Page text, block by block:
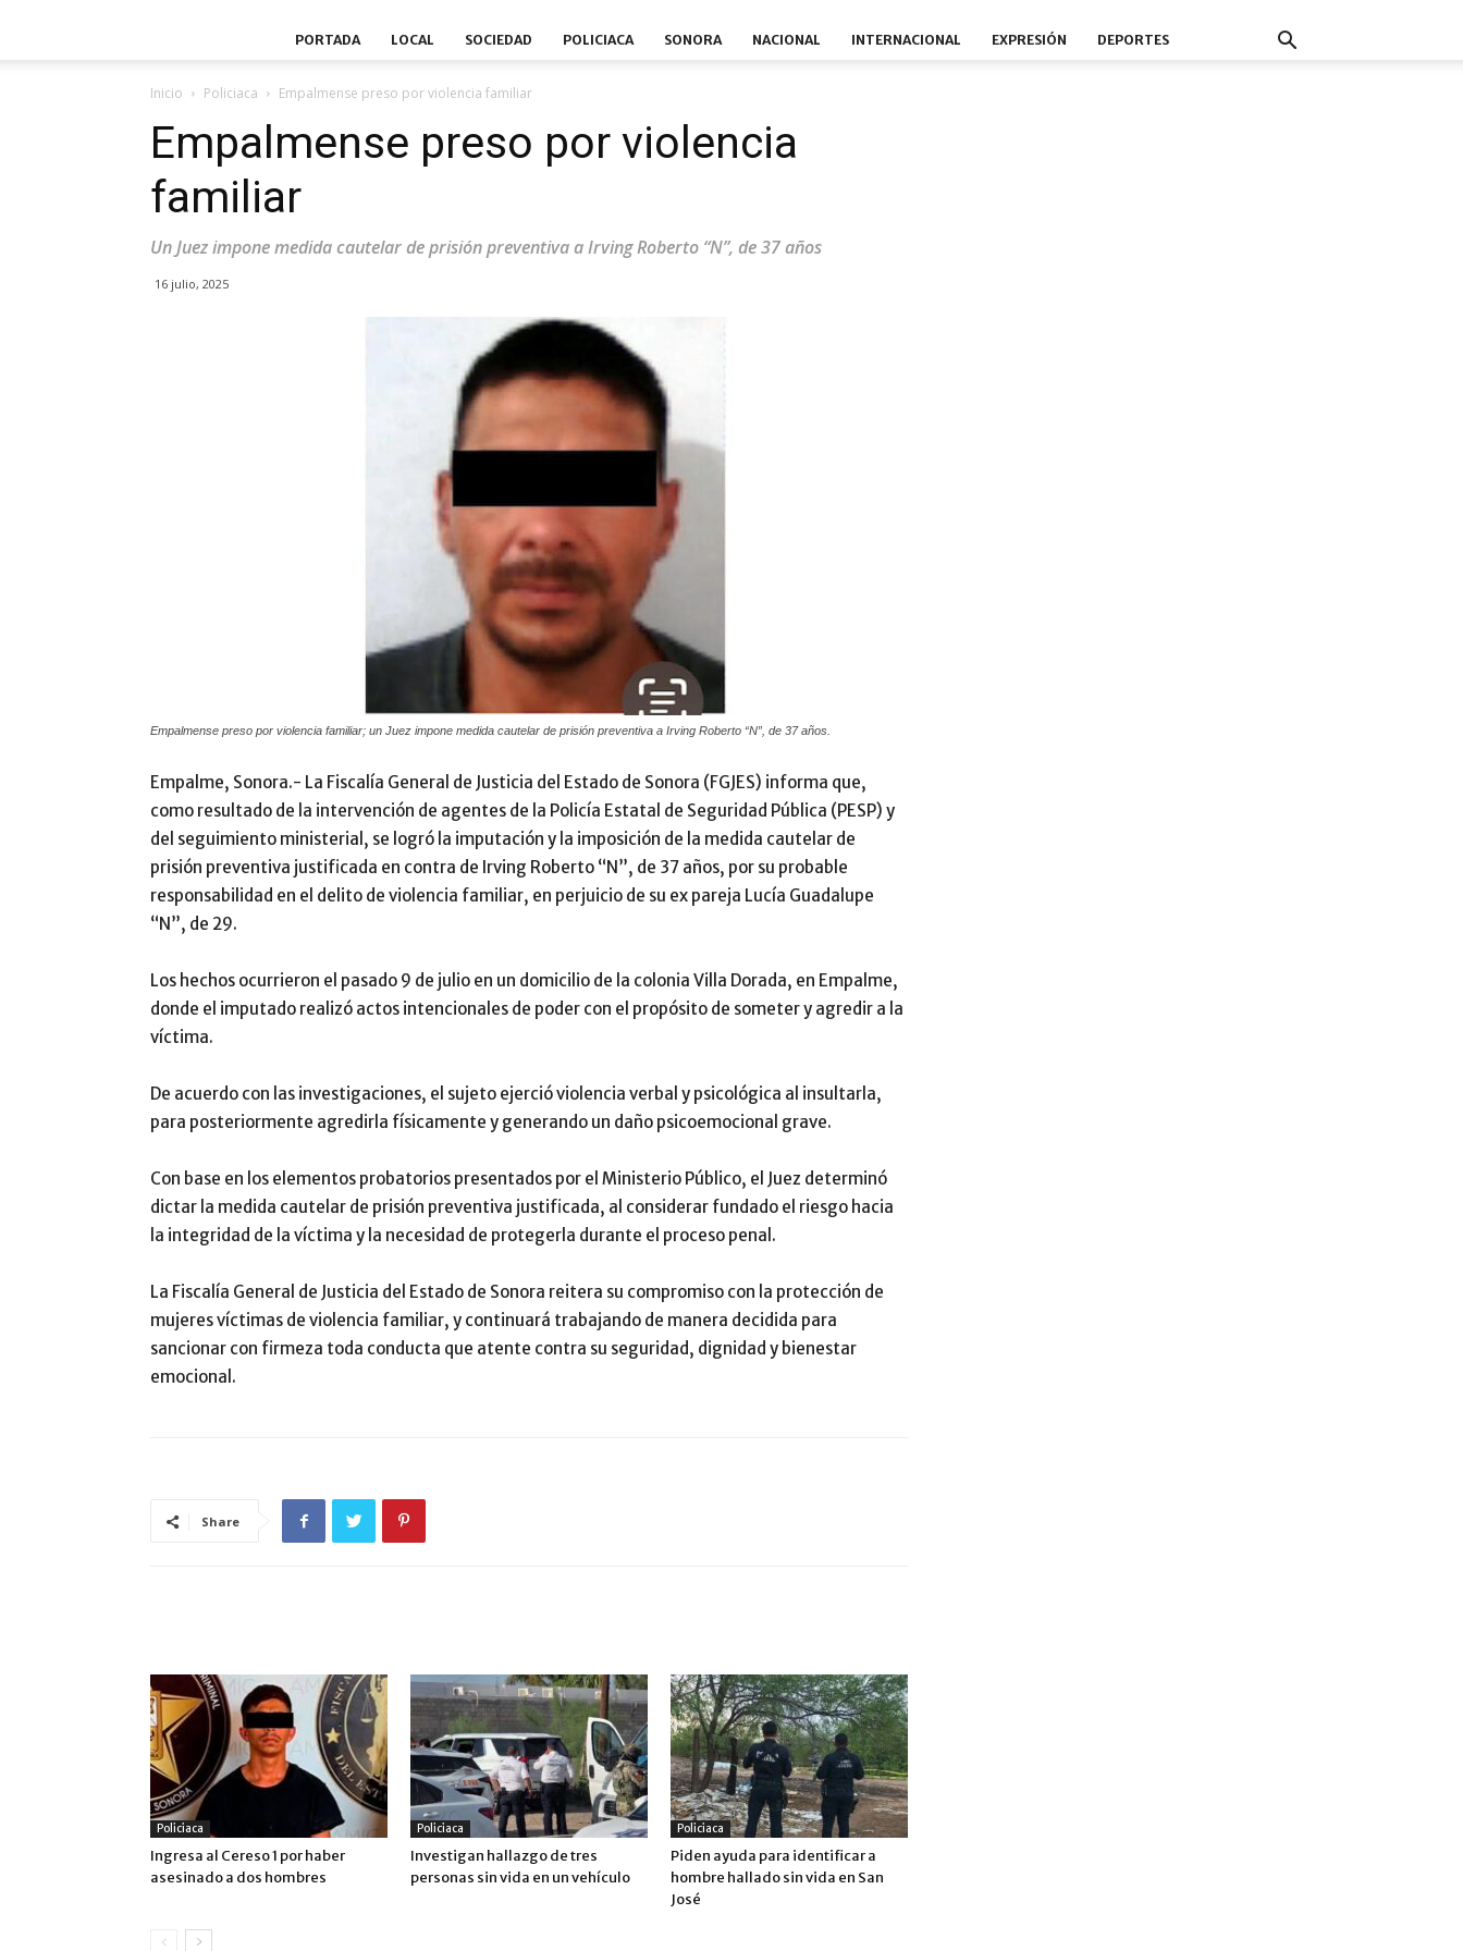
PORTADA LOCAL SOCIEDAD POLICIACA SONORA NACIONAL INTERNACIONAL EXPRESIÓN DEPORTES
Inicio Policiaca Empalmense preso por violencia familiar
Empalmense preso por violencia
familiar
Un Juez impone medida cautelar de prisión preventiva a Irving Roberto “N”, de 37 años
16 julio, 2025
Empalmense preso por violencia familiar; un Juez impone medida cautelar de prisión preventiva a Irving Roberto “N”, de 37 años.
Empalme, Sonora.- La Fiscalía General de Justicia del Estado de Sonora (FGJES) informa que,
como resultado de la intervención de agentes de la Policía Estatal de Seguridad Pública (PESP) y
del seguimiento ministerial, se logró la imputación y la imposición de la medida cautelar de
prisión preventiva justificada en contra de Irving Roberto “N”, de 37 años, por su probable
responsabilidad en el delito de violencia familiar, en perjuicio de su ex pareja Lucía Guadalupe
“N”, de 29.
Los hechos ocurrieron el pasado 9 de julio en un domicilio de la colonia Villa Dorada, en Empalme,
donde el imputado realizó actos intencionales de poder con el propósito de someter y agredir a la
víctima.
De acuerdo con las investigaciones, el sujeto ejerció violencia verbal y psicológica al insultarla,
para posteriormente agredirla físicamente y generando un daño psicoemocional grave.
Con base en los elementos probatorios presentados por el Ministerio Público, el Juez determinó
dictar la medida cautelar de prisión preventiva justificada, al considerar fundado el riesgo hacia
la integridad de la víctima y la necesidad de protegerla durante el proceso penal.
La Fiscalía General de Justicia del Estado de Sonora reitera su compromiso con la protección de
mujeres víctimas de violencia familiar, y continuará trabajando de manera decidida para
sancionar con firmeza toda conducta que atente contra su seguridad, dignidad y bienestar
emocional.
Share
Policiaca
Ingresa al Cereso 1 por haber
asesinado a dos hombres
Policiaca
Investigan hallazgo de tres
personas sin vida en un vehículo
Policiaca
Piden ayuda para identificar a
hombre hallado sin vida en San
José